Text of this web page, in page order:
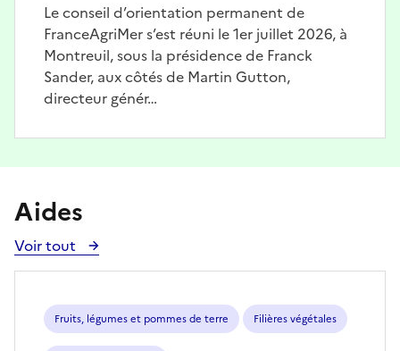
Le conseil d’orientation permanent de
FranceAgriMer s’est réuni le 1er juillet 2026, à
Montreuil, sous la présidence de Franck
Sander, aux côtés de Martin Gutton,
directeur génér…
Aides
Voir tout
Voir
toutes
aides
Fruits, légumes et pommes de terre Filières végétales